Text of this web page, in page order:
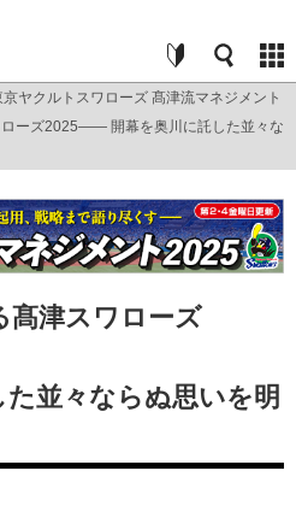
京ヤクルトスワローズ 髙津流マネジメント
ローズ2025―― 開幕を奥川に託した並々な
髙津スワローズ
並々ならぬ思いを明